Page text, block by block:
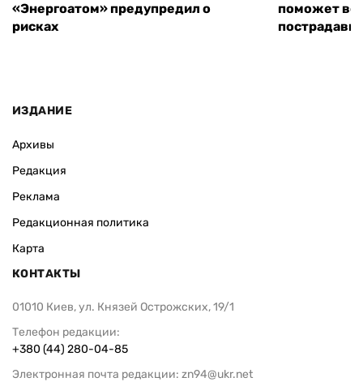
«Энергоатом» предупредил о
рисках
поможет
ИЗДАНИЕ
Архивы
Редакция
Реклама
Редакционная политика
Карта
КОНТАКТЫ
01010 Киев, ул. Князей Острожских, 19/1
Телефон редакции:
+380 (44) 280-04-85
Электронная почта редакции: zn94@ukr.net